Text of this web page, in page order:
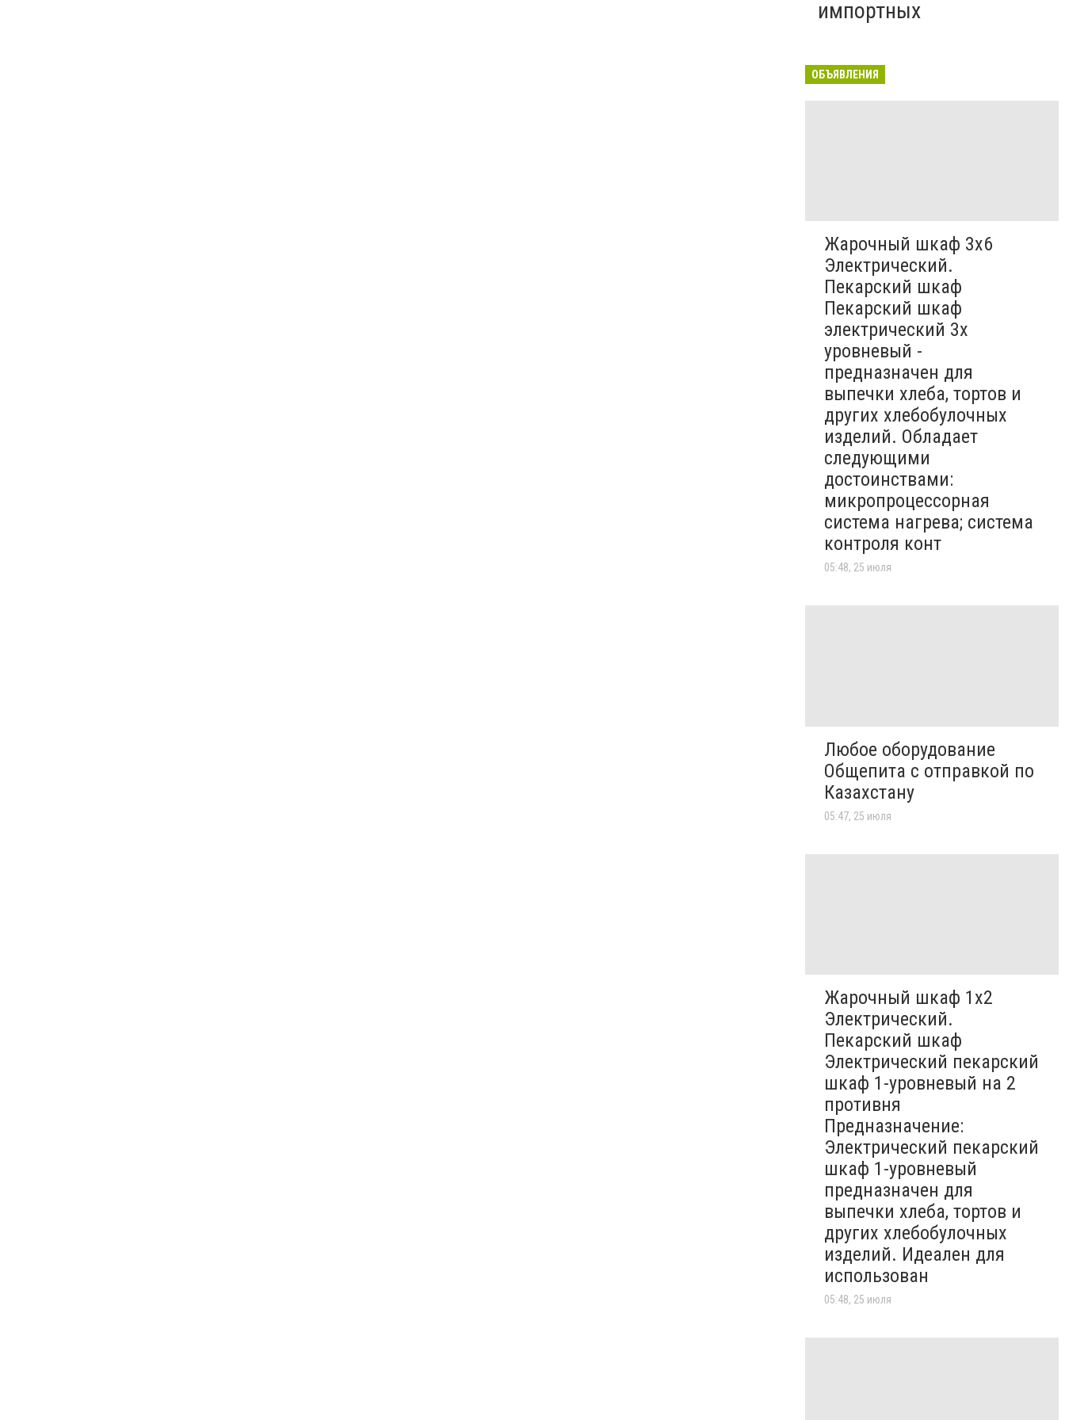
импортных
ОБЪЯВЛЕНИЯ
Жарочный шкаф 3х6
Электрический.
Пекарский шкаф
Пекарский шкаф
электрический 3х
уровневый -
предназначен для
выпечки хлеба, тортов и
других хлебобулочных
изделий. Обладает
следующими
достоинствами:
микропроцессорная
система нагрева; система
контроля конт
05:48, 25 июля
Любое оборудование
Общепита с отправкой по
Казахстану
05:47, 25 июля
Жарочный шкаф 1х2
Электрический.
Пекарский шкаф
Электрический пекарский
шкаф 1-уровневый на 2
противня
Предназначение:
Электрический пекарский
шкаф 1-уровневый
предназначен для
выпечки хлеба, тортов и
других хлебобулочных
изделий. Идеален для
использован
05:48, 25 июля